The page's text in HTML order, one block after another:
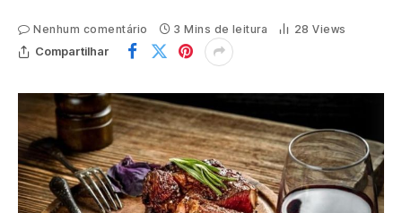
Nenhum comentário 3 Mins de leitura 28Views
Compartilhar